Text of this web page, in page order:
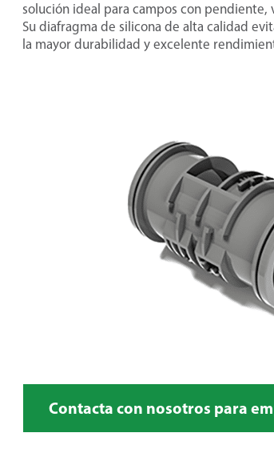
solución ideal para campos con
Su diafragma de silicona de alta calidad
la mayor durabilidad y excelente
Contacta con nosotros para